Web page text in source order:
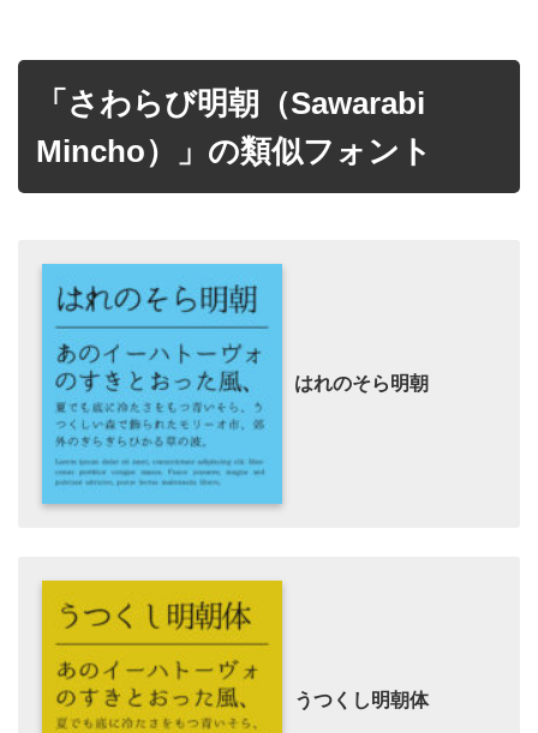
「さわらび明朝（Sawarabi
Mincho）」の類似フォント
はれのそら明朝
うつくし明朝体